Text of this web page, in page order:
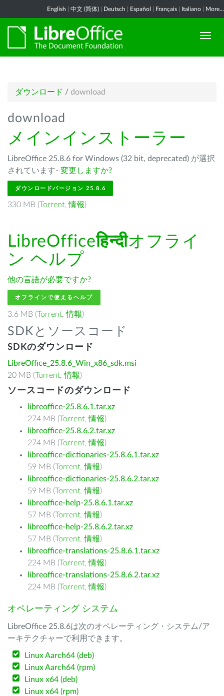
English 中文 (简体) Deutsch Español Français Italiano More...
ダウンロード / download
download
メインインストーラー
LibreOffice 25.8.6 for Windows (32 bit, deprecated) が選択
されています- 変更しますか?
ダウンロードバージョン 25.8.6
330 MB (Torrent,情報)
LibreOfficeहिन्दीオフライ
ン ヘルプ
他の言語が必要ですか?
オフラインで使えるヘルプ
3.6 MB (Torrent,情報)
SDKとソースコード
SDKのダウンロード
LibreOffice_25.8.6_Win_x86_sdk.msi
20 MB (Torrent,情報)
ソースコードのダウンロード
libreoffice-25.8.6.1.tar.xz
274 MB (Torrent,情報)
libreoffice-25.8.6.2.tar.xz
274 MB (Torrent,情報)
libreoffice-dictionaries-25.8.6.1.tar.xz
59 MB (Torrent,情報)
libreoffice-dictionaries-25.8.6.2.tar.xz
59 MB (Torrent,情報)
libreoffice-help-25.8.6.1.tar.xz
57 MB (Torrent,情報)
libreoffice-help-25.8.6.2.tar.xz
57 MB (Torrent,情報)
libreoffice-translations-25.8.6.1.tar.xz
224 MB (Torrent,情報)
libreoffice-translations-25.8.6.2.tar.xz
224 MB (Torrent,情報)
オペレーティング システム
LibreOffice 25.8.6は次のオペレーティング・システム/ア
ーキテクチャーで利用できます。
Linux Aarch64 (deb)
Linux Aarch64 (rpm)
Linux x64 (deb)
Linux x64 (rpm)